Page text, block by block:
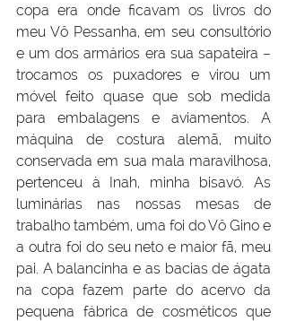
copa era onde ficavam os livros do
meu Vô Pessanha, em seu consultório
e um dos armários era sua sapateira –
trocamos os puxadores e virou um
móvel feito quase que sob medida
para embalagens e aviamentos. A
máquina de costura alemã, muito
conservada em sua mala maravilhosa,
pertenceu à Inah, minha bisavó. As
luminárias nas nossas mesas de
trabalho também, uma foi do Vô Gino e
a outra foi do seu neto e maior fã, meu
pai. A balancinha e as bacias de ágata
na copa fazem parte do acervo da
pequena fábrica de cosméticos que